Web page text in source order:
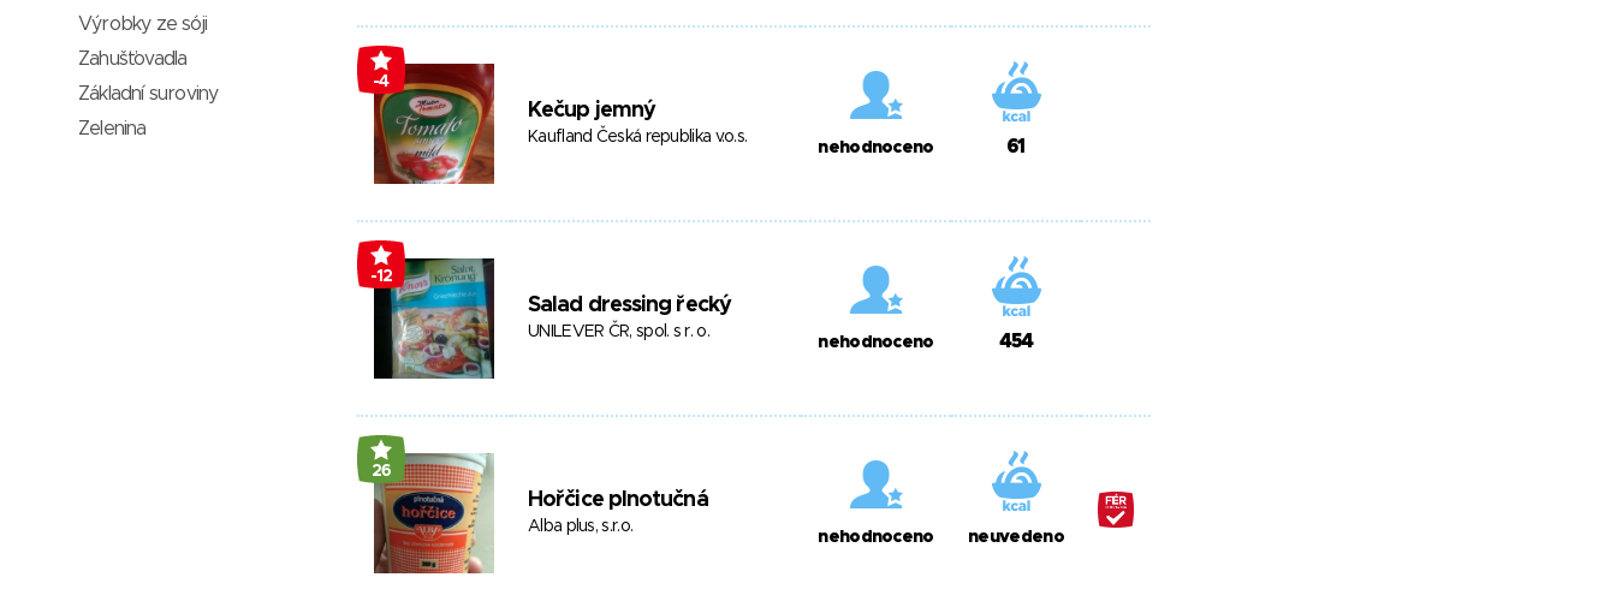
-4
Kečup jemný
Kaufland Česká republika v.o.s.
nehodnoceno 61
-12
Salad dressing řecký
UNILEVER ČR, spol. s r. o.
nehodnoceno 454
26
Hořčice plnotučná
Alba plus, s.r.o.
nehodnoceno neuvedeno
Výrobky ze sóji
Zahušťovadla
Základní suroviny
Zelenina